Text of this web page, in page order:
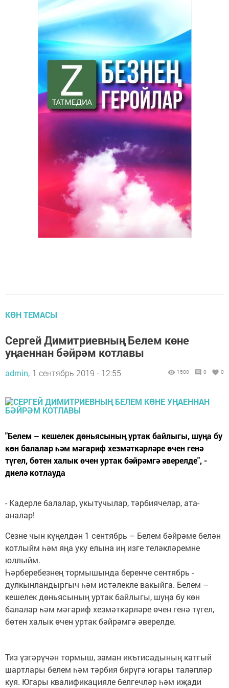
КӨН ТЕМАСЫ
Сергей Димитриевның Белем көне
уңаеннан бәйрәм котлавы
admin, 1 сентябрь 2019 - 12:55 1500 0 0
"Белем – кешелек дөньясының уртак байлыгы, шуңа бу
көн балалар һәм мәгариф хезмәткәрләре өчен генә
түгел, бөтен халык өчен уртак бәйрәмгә әверелде", -
диелә котлауда
- Кадерле балалар, укытучылар, тәрбиячеләр, ата-
аналар!
Сезне чын күңелдән 1 сентябрь – Белем бәйрәме белән
котлыйм һәм яңа уку елына иң изге теләкләремне
юллыйм.
Һәрберебезнең тормышында беренче сентябрь -
дулкынландыргыч һәм истәлекле вакыйга. Белем –
кешелек дөньясының уртак байлыгы, шуңа бу көн
балалар һәм мәгариф хезмәткәрләре өчен генә түгел,
бөтен халык өчен уртак бәйрәмгә әверелде.
Тиз үзгәрүчән тормыш, заман икътисадының катгый
шартлары белем һәм тәрбия бирүгә югары таләпләр
куя. Югары квалификацияле белгечләр һәм иҗади